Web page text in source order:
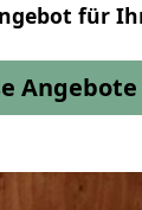
für